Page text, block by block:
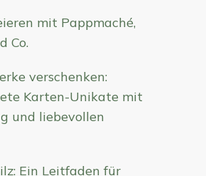
mit Pappmaché,
Co.
verschenken:
Karten-Unikate mit
und liebevollen
Ein Leitfaden für